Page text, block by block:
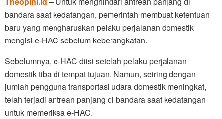
bandara saat kedatangan, pemerintah membuat ketentuan
baru yang mengharuskan pelaku perjalanan domestik
mengisi e-HAC sebelum keberangkatan.
Sebelumnya, e-HAC diisi setelah pelaku perjalanan
domestik tiba di tempat tujuan. Namun, seiring dengan
jumlah pengguna transportasi udara domestik meningkat,
telah terjadi antrean panjang di bandara saat kedatangan
untuk memeriksa e-HAC.